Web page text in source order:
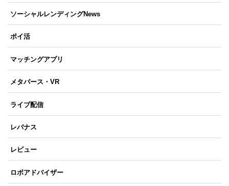
ソーシャルレンディングNews
ポイ活
マッチングアプリ
メタバース・VR
ライブ配信
レバナス
レビュー
ロボアドバイザー